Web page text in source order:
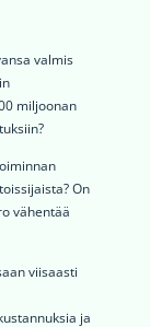
valmis
miljoonan
On
vähentää
viisaasti
ja